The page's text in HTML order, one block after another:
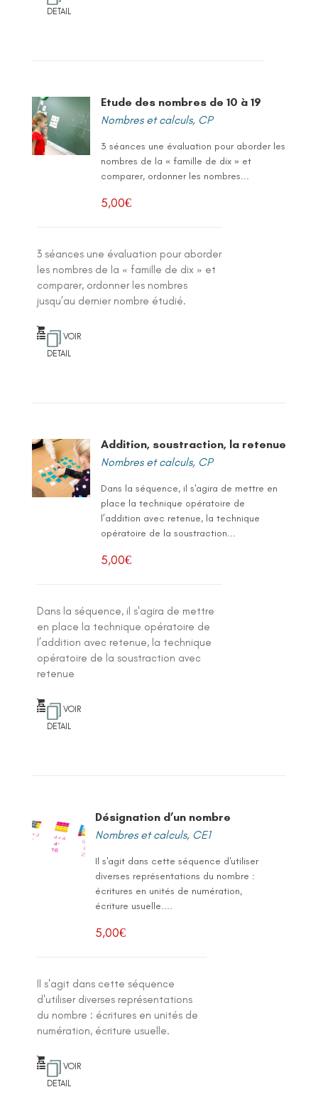
DETAIL
Etude des nombres de 10 à 19
Nombres et calculs, CP
3 séances une évaluation pour aborder les
nombres de la « famille de dix » et
comparer, ordonner les nombres...
5,00€
3 séances une évaluation pour aborder
les nombres de la « famille de dix » et
comparer, ordonner les nombres
jusqu’au dernier nombre étudié.
VOIR
DETAIL
Addition, soustraction, la retenue
Nombres et calculs, CP
Dans la séquence, il s'agira de mettre en
place la technique opératoire de
l’addition avec retenue, la technique
opératoire de la soustraction...
5,00€
Dans la séquence, il s'agira de mettre
en place la technique opératoire de
l’addition avec retenue, la technique
opératoire de la soustraction avec
retenue
VOIR
DETAIL
Désignation d’un nombre
Nombres et calculs, CE1
Il s'agit dans cette séquence d'utiliser
diverses représentations du nombre :
écritures en unités de numération,
écriture usuelle....
5,00€
Il s'agit dans cette séquence
d'utiliser diverses représentations
du nombre : écritures en unités de
numération, écriture usuelle.
VOIR
DETAIL